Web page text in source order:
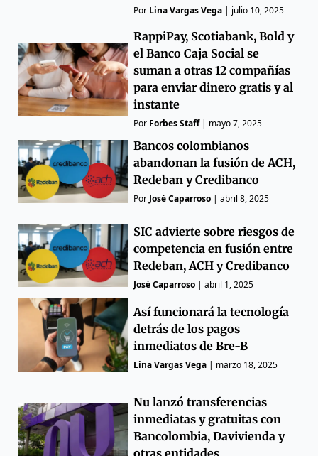
Por Lina Vargas Vega | julio 10, 2025
RappiPay, Scotiabank, Bold y
el Banco Caja Social se
suman a otras 12 compañías
para enviar dinero gratis y al
instante
Por Forbes Staff| mayo 7, 2025
Bancos colombianos
abandonan la fusión de ACH,
Redeban y Credibanco
PorJosé Caparroso |abril 8, 2025
SIC advierte sobre riesgos de
competencia en fusión entre
Redeban, ACH y Credibanco
José Caparroso |abril 1, 2025
Así funcionará la tecnología
detrás de los pagos
inmediatos de Bre-B
Lina Vargas Vega | marzo 18, 2025
Nu lanzó transferencias
inmediatas y gratuitas con
Bancolombia, Davivienda y
otras entidades